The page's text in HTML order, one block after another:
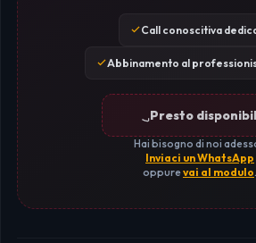
Call conoscitiva
Abbinamento al
Presto
Hai bisogno di noi
Inviaci un WhatsApp
oppurevai al modulo.